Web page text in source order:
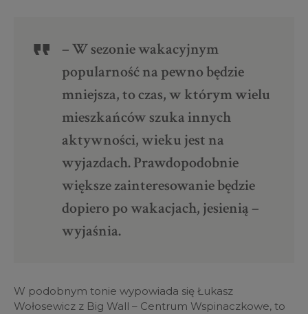
– W sezonie wakacyjnym
popularność na pewno będzie
mniejsza, to czas, w którym wielu
mieszkańców szuka innych
aktywności, wieku jest na
wyjazdach. Prawdopodobnie
większe zainteresowanie będzie
dopiero po wakacjach, jesienią –
wyjaśnia.
W podobnym tonie wypowiada się Łukasz
Wołosewicz z Big Wall – Centrum Wspinaczkowe, to